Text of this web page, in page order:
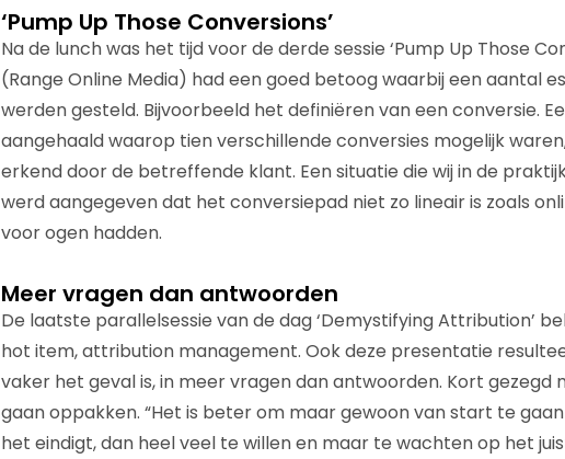
‘Pump Up Those Conversions’
Na de lunch was het tijd voor de derde sessie ‘Pump Up Those
(Range Online Media) had een goed betoog waarbij een aantal
werden gesteld. Bijvoorbeeld het definiëren van een conversie.
aangehaald waarop tien verschillende conversies mogelijk
erkend door de betreffende klant. Een situatie die wij in de
werd aangegeven dat het conversiepad niet zo lineair is zoals
voor ogen hadden.
Meer vragen dan antwoorden
De laatste parallelsessie van de dag ‘Demystifying Attribution’
hot item, attribution management. Ook deze presentatie
vaker het geval is, in meer vragen dan antwoorden. Kort gezegd
gaan oppakken. “Het is beter om maar gewoon van start te
het eindigt, dan heel veel te willen en maar te wachten op het